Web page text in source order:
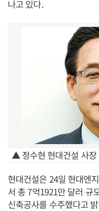
나고 있다.
▲ 정수현 현대건설 사장
현대건설은 24일 현대엔
서 총 7억1921만 달러 규
신축공사를 수주했다고